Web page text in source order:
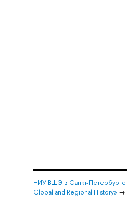
НИУ ВШЭ в Санкт-Петербурге
Global and Regional History» →